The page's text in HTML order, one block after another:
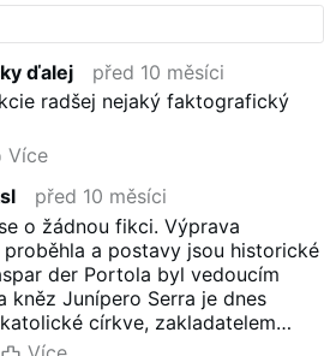
ďalej
před 10 měsíci
radšej nejaký faktografický
Více
před 10 měsíci
o žádnou fikci. Výprava
proběhla a postavy jsou historické
der Portola byl vedoucím
kněz Junípero Serra je dnes
církve, zakladatelem
Francisko.